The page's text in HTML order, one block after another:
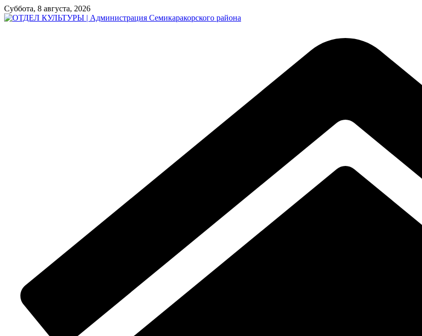
Перейти
к
Суббота, 8 августа, 2026